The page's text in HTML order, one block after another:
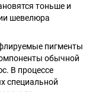
тоньше и
шевелюра
пигменты
обычной
В процессе
специальной